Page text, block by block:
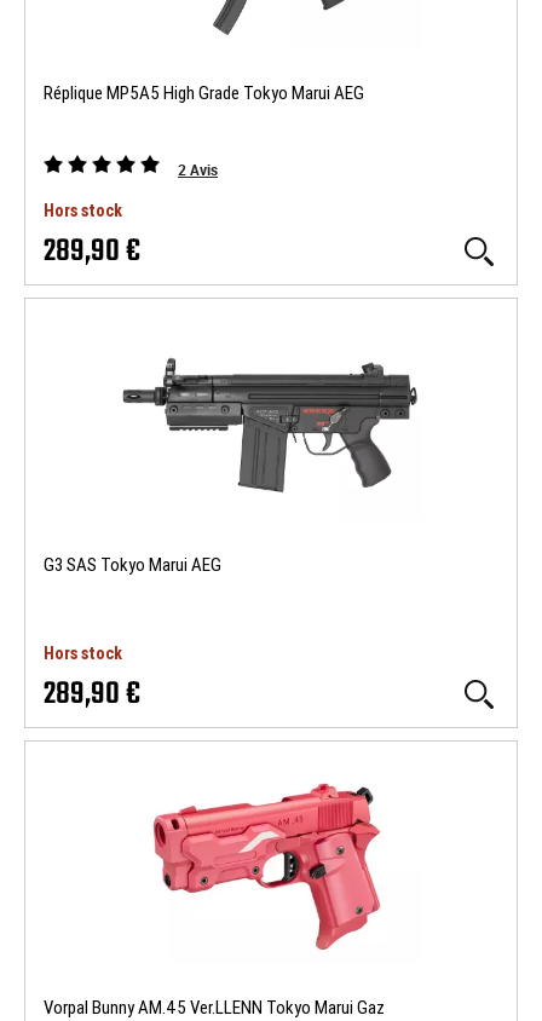
Réplique MP5A5 High Grade Tokyo Marui AEG
2Avis
Hors stock
289,90 €
G3 SAS Tokyo Marui AEG
Hors stock
289,90 €
Vorpal Bunny AM.45 Ver.LLENN Tokyo Marui Gaz